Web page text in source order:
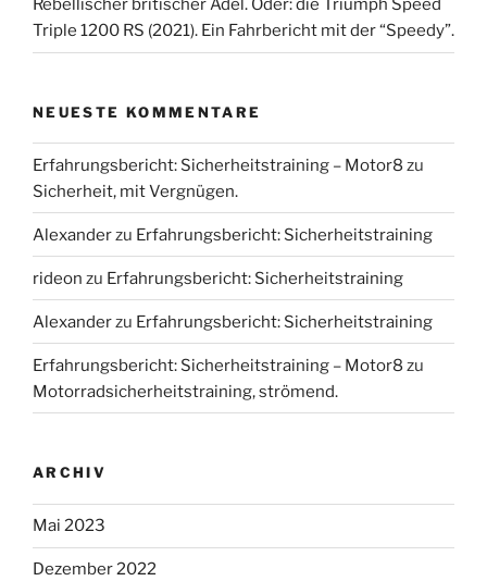
Rebellischer britischer Adel. Oder: die Triumph Speed
Triple 1200 RS (2021). Ein Fahrbericht mit der “Speedy”.
NEUESTE KOMMENTARE
Erfahrungsbericht: Sicherheitstraining – Motor8 zu
Sicherheit, mit Vergnügen.
Alexanderzu Erfahrungsbericht: Sicherheitstraining
rideon zu Erfahrungsbericht: Sicherheitstraining
Alexanderzu Erfahrungsbericht: Sicherheitstraining
Erfahrungsbericht: Sicherheitstraining – Motor8 zu
Motorradsicherheitstraining, strömend.
ARCHIV
Mai 2023
Dezember 2022